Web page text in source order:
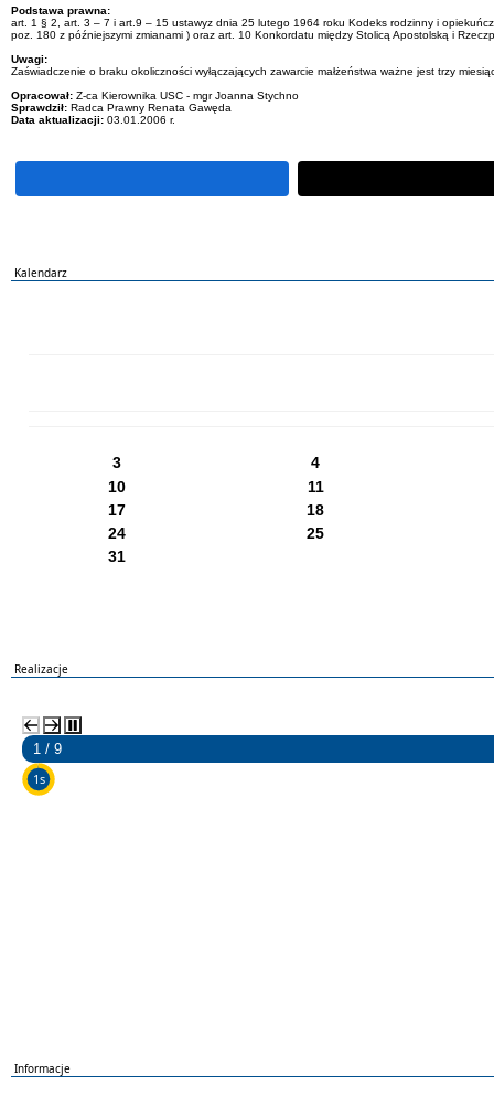
Podstawa prawna:
art. 1 § 2, art. 3 – 7 i art.9 – 15 ustawyz dnia 25 lutego 1964 roku Kodeks rodzinny i
poz. 180 z późniejszymi zmianami ) oraz art. 10 Konkordatu między Stolicą Apostolską i
Uwagi:
Zaświadczenie o braku okoliczności wyłączających zawarcie małżeństwa ważne jest trzy
Opracował: Z-ca Kierownika USC - mgr Joanna Stychno
Sprawdził: Radca Prawny Renata Gawęda
Data aktualizacji: 03.01.2006 r.
Kalendarz
3
4
10
11
17
18
24
25
31
Realizacje
2 / 9
5s
Informacje